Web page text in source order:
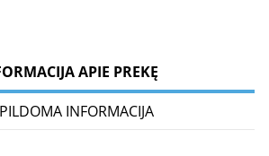
APIE PREKĘ
INFORMACIJA